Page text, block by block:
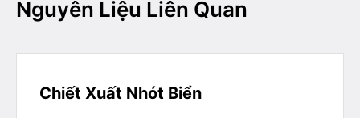
Nguyên Liệu Liên Quan
Chiết Xuất Nhót Biển